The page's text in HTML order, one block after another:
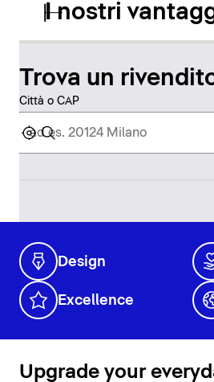
I nostri
Trova un
Città o CAP
Design
Excellence
Upgrade your